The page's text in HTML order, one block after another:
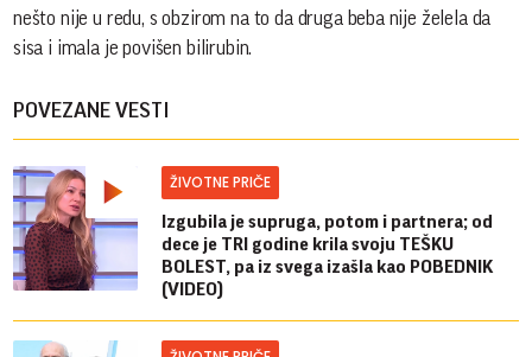
nešto nije u redu, s obzirom na to da druga beba nije želela da
sisa i imala je povišen bilirubin.
POVEZANE VESTI
ŽIVOTNE PRIČE
Izgubila je supruga, potom i partnera; od
dece je TRI godine krila svoju TEŠKU
BOLEST, pa iz svega izašla kao POBEDNIK
(VIDEO)